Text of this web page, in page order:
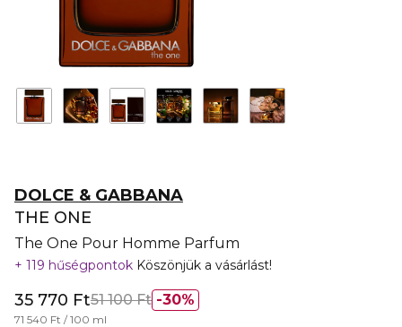
DOLCE & GABBANA
THE ONE
The One Pour Homme Parfum
119 hűségpontok Köszönjük a vásárlást!
30%
35 770 Ft51 100 Ft
71 540 Ft / 100 ml